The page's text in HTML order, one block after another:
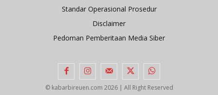
Standar Operasional Prosedur
Disclaimer
Pedoman Pemberitaan Media Siber
© kabarbireuen.com 2026 | All Right Reserved